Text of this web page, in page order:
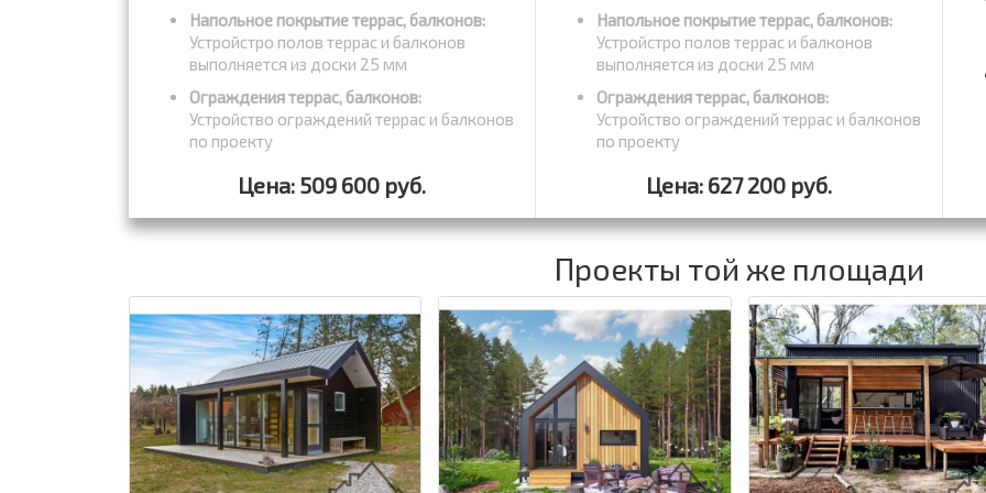
Напольное покрытие террас, балконов:
Устройстро полов террас и балконов
выполняется из доски 25 мм
Ограждения террас, балконов:
Устройство ограждений террас и балконов
по проекту
Цена: 509 600 руб.
Напольное покрытие террас, балконов:
Устройстро полов террас и балконов
выполняется из доски 25 мм
Ограждения террас, балконов:
Устройство ограждений террас и балконов
по проекту
Цена: 627 200 руб.
Проекты той же площади